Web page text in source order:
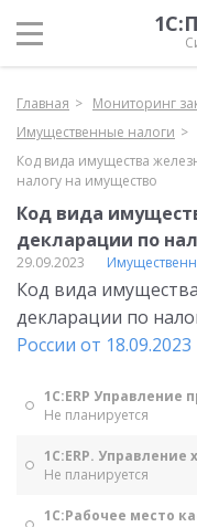
Главная
Мониторинг
Имущественные налоги
Код вида имущества
налогу на имущество
Код вида
декларации по
29.09.2023
Код вида
декларации по
России от
1С:ERP Управление
Не планируется
1С:ERP. Управление
Не планируется
1С:Рабочее место